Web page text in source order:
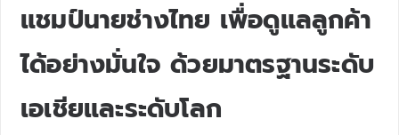
แชมป์นายช่างไทย เพื่อดูแลลูกค้า
ได้อย่างมั่นใจ ด้วยมาตรฐานระดับ
เอเชียและระดับโลก